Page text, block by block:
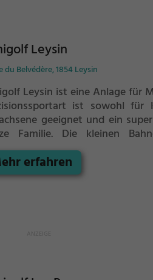
Leysin
du Belvédère, 1854 Leysin
Leysin ist eine Anlage für
ist sowohl für
geeignet und ein
Familie. Die kleinen
ein -
Schlägen alle Bahnen zu
erfahren